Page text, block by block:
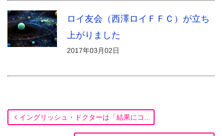
ロイ友会（西澤ロイＦＦＣ）が立ち
上がりました
2017年03月02日
イングリッシュ・ドクターは「結果にコ...